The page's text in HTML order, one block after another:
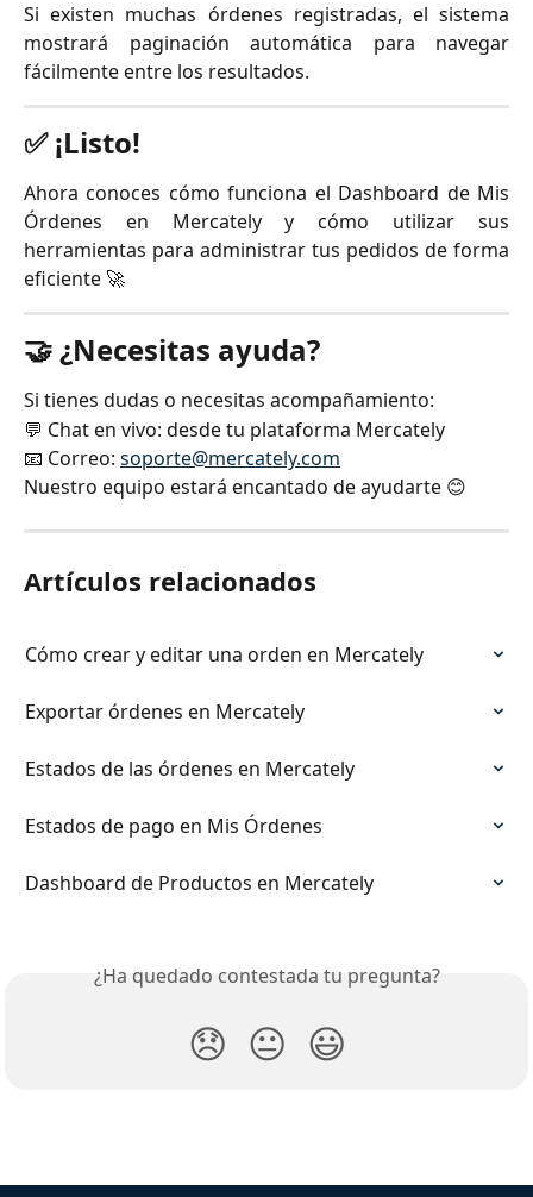
Si existen muchas órdenes registradas, el sistema
mostrará paginación automática para navegar
fácilmente entre los resultados.
✅ ¡Listo!
Ahora conoces cómo funciona el Dashboard de Mis
Órdenes en Mercately y cómo utilizar sus
herramientas para administrar tus pedidos de forma
eficiente 🚀
🤝 ¿Necesitas ayuda?
Si tienes dudas o necesitas acompañamiento:
💬 Chat en vivo: desde tu plataforma Mercately
📧 Correo: soporte@mercately.com
Nuestro equipo estará encantado de ayudarte 😊
Artículos relacionados
Cómo crear y editar una orden en Mercately
Exportar órdenes en Mercately
Estados de las órdenes en Mercately
Estados de pago en Mis Órdenes
Dashboard de Productos en Mercately
¿Ha quedado contestada tu pregunta?
😞 😐 😃